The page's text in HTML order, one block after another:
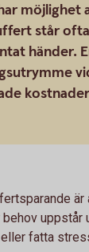
möjlighet
står
händer.
behov
fatta